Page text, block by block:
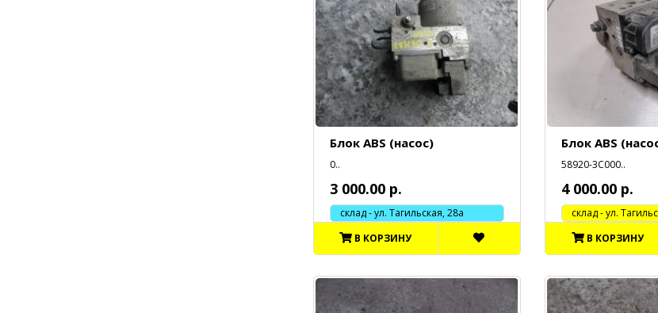
Блок ABS (насос)
0..
3 000.00 р.
склад - ул. Тагильская, 28а
В КОРЗИНУ
Блок ABS
58920-3C000..
4 000.00 р.
cклад - ул.
В КОРЗИНУ